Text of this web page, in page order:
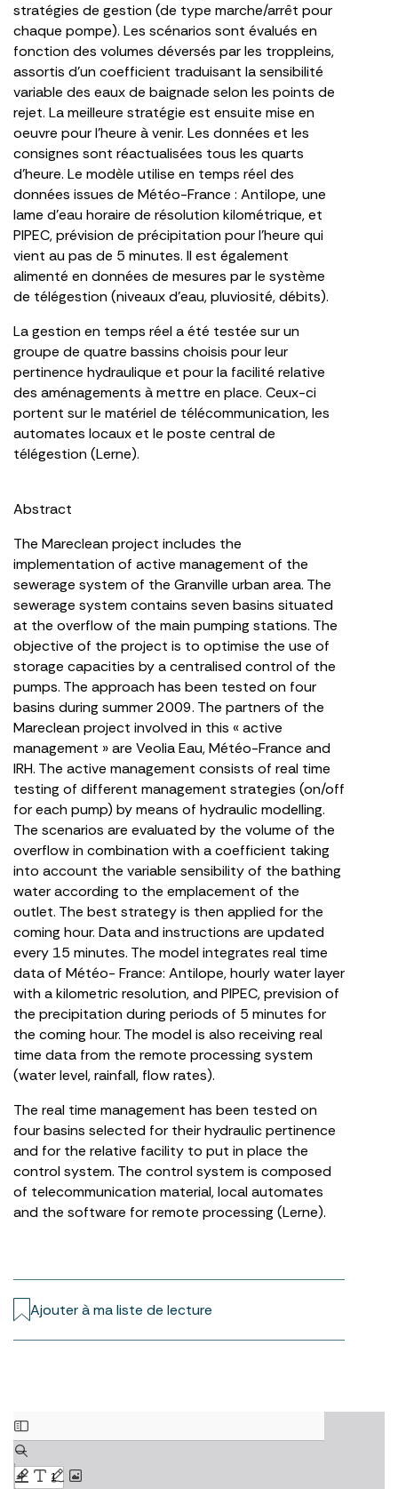
stratégies de gestion (de type marche/arrêt pour
chaque pompe). Les scénarios sont évalués en
fonction des volumes déversés par les troppleins,
assortis d’un coefficient traduisant la sensibilité
variable des eaux de baignade selon les points de
rejet. La meilleure stratégie est ensuite mise en
oeuvre pour l’heure à venir. Les données et les
consignes sont réactualisées tous les quarts
d’heure. Le modèle utilise en temps réel des
données issues de Météo-France : Antilope, une
lame d’eau horaire de résolution kilométrique, et
PIPEC, prévision de précipitation pour l’heure qui
vient au pas de 5 minutes. Il est également
alimenté en données de mesures par le système
de télégestion (niveaux d’eau, pluviosité, débits).
La gestion en temps réel a été testée sur un
groupe de quatre bassins choisis pour leur
pertinence hydraulique et pour la facilité relative
des aménagements à mettre en place. Ceux-ci
portent sur le matériel de télécommunication, les
automates locaux et le poste central de
télégestion (Lerne).
Abstract
The Mareclean project includes the
implementation of active management of the
sewerage system of the Granville urban area. The
sewerage system contains seven basins situated
at the overflow of the main pumping stations. The
objective of the project is to optimise the use of
storage capacities by a centralised control of the
pumps. The approach has been tested on four
basins during summer 2009. The partners of the
Mareclean project involved in this « active
management » are Veolia Eau, Météo-France and
IRH. The active management consists of real time
testing of different management strategies (on/off
for each pump) by means of hydraulic modelling.
The scenarios are evaluated by the volume of the
overflow in combination with a coefficient taking
into account the variable sensibility of the bathing
water according to the emplacement of the
outlet. The best strategy is then applied for the
coming hour. Data and instructions are updated
every 15 minutes. The model integrates real time
data of Météo- France: Antilope, hourly water layer
with a kilometric resolution, and PIPEC, prevision of
the precipitation during periods of 5 minutes for
the coming hour. The model is also receiving real
time data from the remote processing system
(water level, rainfall, flow rates).
The real time management has been tested on
four basins selected for their hydraulic pertinence
and for the relative facility to put in place the
control system. The control system is composed
of telecommunication material, local automates
and the software for remote processing (Lerne).
Ajouter à ma liste de lecture